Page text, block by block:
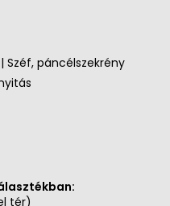
Széf, páncélszekrény
tér)